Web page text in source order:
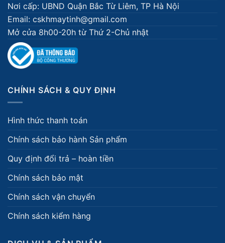
Nơi cấp: UBND Quận Bắc Từ Liêm, TP Hà Nội
Email: cskhmaytinh@gmail.com
Mở cửa 8h00-20h từ Thứ 2-Chủ nhật
CHÍNH SÁCH & QUY ĐỊNH
Hình thức thanh toán
Chính sách bảo hành Sản phẩm
Quy định đổi trả – hoàn tiền
Chính sách bảo mật
Chính sách vận chuyển
Chính sách kiểm hàng